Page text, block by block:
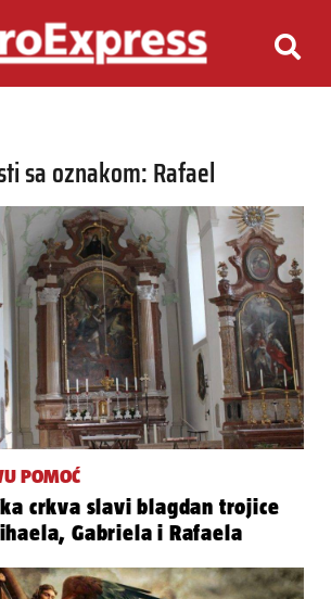
sa oznakom: Rafael
POMOĆ
crkva slavi blagdan trojice
Gabriela i Rafaela